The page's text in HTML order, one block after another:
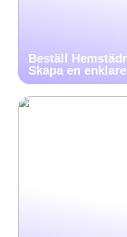
Beställ
Skapa en